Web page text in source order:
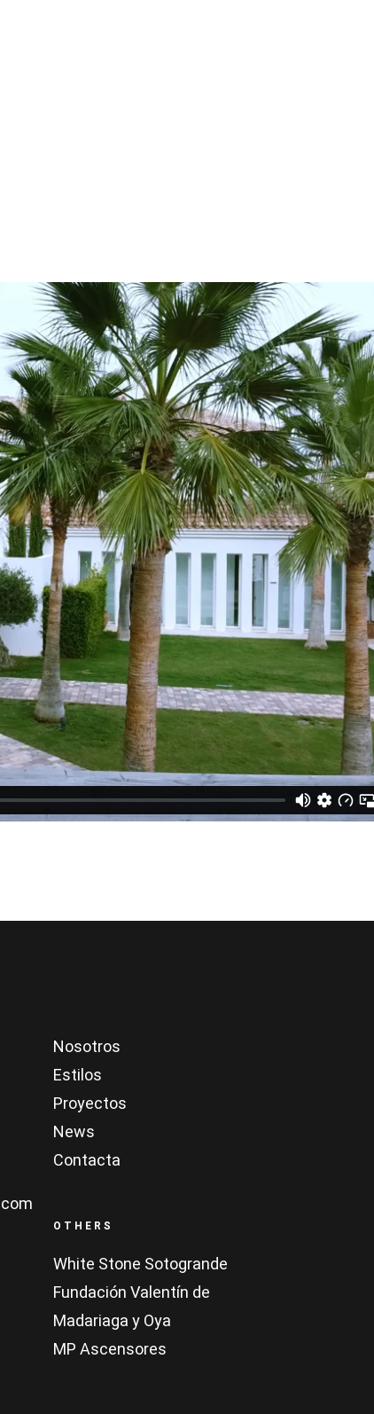
Nosotros
Estilos
Proyectos
News
Contacta
OTHERS
White Stone Sotogrande
Fundación Valentín de
Madariaga y Oya
MP Ascensores